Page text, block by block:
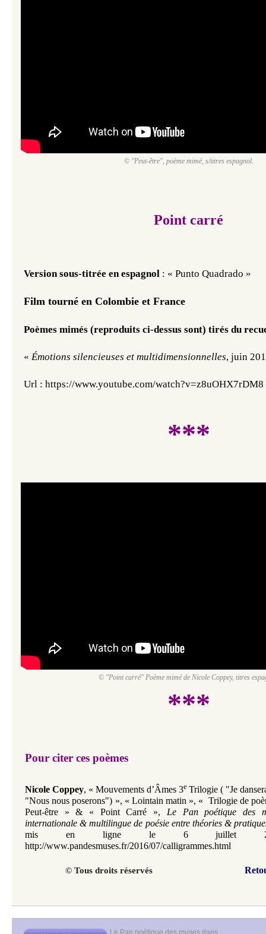
© "Peut-être", poème mimé, s/titres espagnol.
Point carré
Version sous-titrée en espagnol : « Punto Quadrado »
Film tourné en Colombie et France
Poèmes mimés (reproduits ci-dessus sont) tirés du
« Émotions silencieuses et multidimensionnelles, juin
Url : https://www.youtube.com/watch?v=z8uOHX7rDM8
***
© "Point carré" Poème mimé de Nicole Coppey, titres
***
Pour citer ces poèmes
Nicole Coppey, « Mouvements d’Âmes 3e Trilogie ( "Je
"Nous nous poserons") », « Lointain matin », « Trilogie de
Peut-être » & « Point Carré », Le Pan poétique des
internationale & multilingue de poésie entre théories &
mis en ligne le 6 juillet
http://www.pandesmuses.fr/2016/07/calligrammes.html
© Tous droits réservés